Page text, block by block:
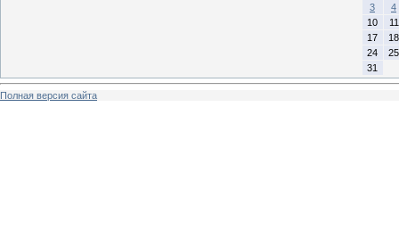
3
4
10
11
17
18
24
25
31
Полная версия сайта